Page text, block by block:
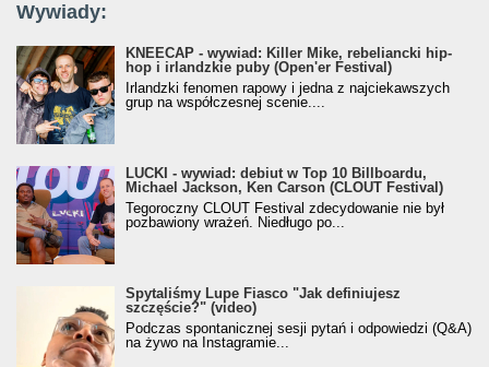
Wywiady:
KNEECAP - wywiad: Killer Mike, rebeliancki hip-
hop i irlandzkie puby (Open'er Festival)
Irlandzki fenomen rapowy i jedna z najciekawszych
grup na współczesnej scenie....
LUCKI - wywiad: debiut w Top 10 Billboardu,
Michael Jackson, Ken Carson (CLOUT Festival)
Tegoroczny CLOUT Festival zdecydowanie nie był
pozbawiony wrażeń. Niedługo po...
Spytaliśmy Lupe Fiasco "Jak definiujesz
szczęście?" (video)
Podczas spontanicznej sesji pytań i odpowiedzi (Q&A)
na żywo na Instagramie...